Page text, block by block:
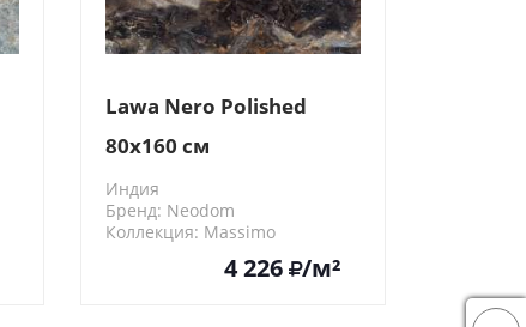
Lawa Nero Polished
80x160 см
Индия
Бренд: Neodom
Коллекция: Massimo
4 226 /м²